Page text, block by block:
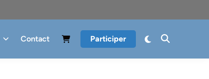
Contact Participer